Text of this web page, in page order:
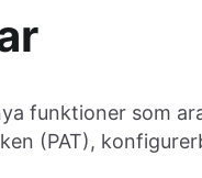
funktioner som
(PAT),